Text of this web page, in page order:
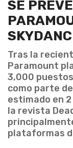
SE
Tras la
Paramount
3,000
como parte
estimado en
la revista
plataformas